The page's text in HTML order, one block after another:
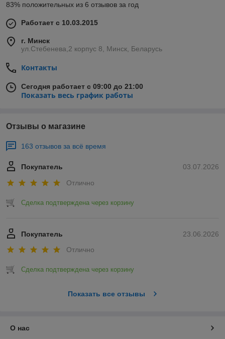
83% положительных из 6 отзывов за год
Работает с 10.03.2015
г. Минск
ул.Стебенева,2 корпус 8, Минск, Беларусь
Контакты
Сегодня работает с 09:00 до 21:00
Показать весь график работы
Отзывы о магазине
163 отзывов за всё время
03.07.2026
Покупатель
Отлично
Сделка подтверждена через корзину
23.06.2026
Покупатель
Отлично
Сделка подтверждена через корзину
Показать все отзывы
О нас